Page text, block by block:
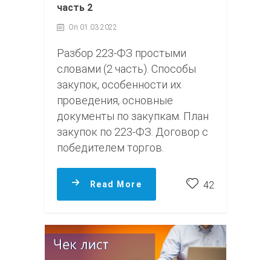
часть 2
On 01.03.2022
Разбор 223-ФЗ простыми
словами (2 часть). Способы
закупок, особенности их
проведения, основные
документы по закупкам. План
закупок по 223-ФЗ. Договор с
победителем торгов.
Read More 42